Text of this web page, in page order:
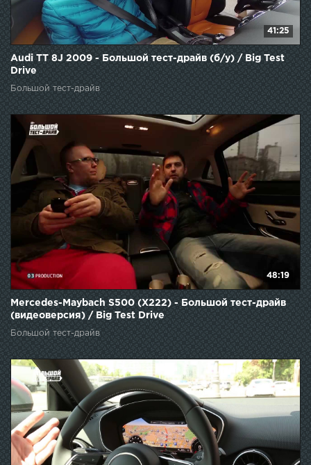
41:25
Audi TT 8J 2009 - Большой тест-драйв (б/у) / Big Test
Drive
Большой тест-драйв
48:19
Mercedes-Maybach S500 (X222) - Большой тест-драйв
(видеоверсия) / Big Test Drive
Большой тест-драйв